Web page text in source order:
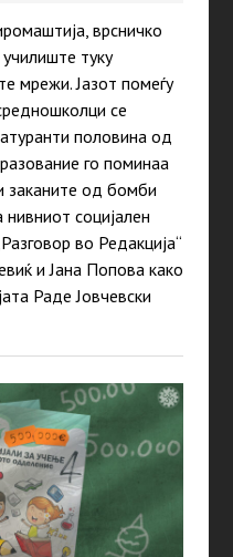
врсничко
туку
мрежи. Јазот помеѓу
се
половина од
го поминаа
заканите од бомби
социјален
во Редакција“
и Јана Попова како
Раде Јовчевски